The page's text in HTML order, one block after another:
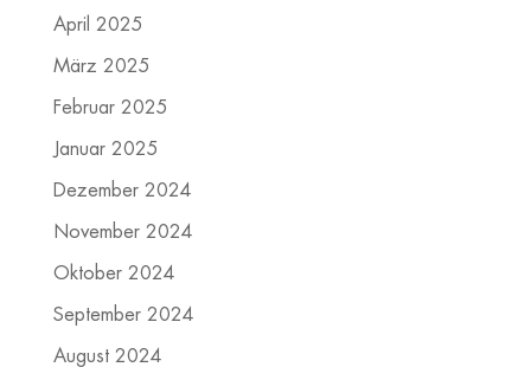
April 2025
März 2025
Februar 2025
Januar 2025
Dezember 2024
November 2024
Oktober 2024
September 2024
August 2024